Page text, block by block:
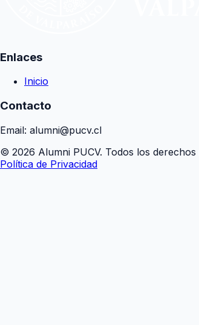
Enlaces
Inicio
Contacto
Email: alumni@pucv.cl
© 2026 Alumni PUCV. Todos los derechos
Política de Privacidad